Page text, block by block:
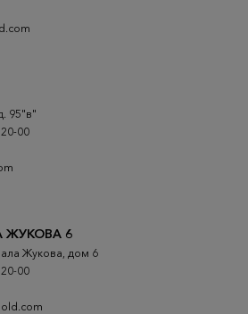
95"в"
00
6
Жукова, дом 6
00